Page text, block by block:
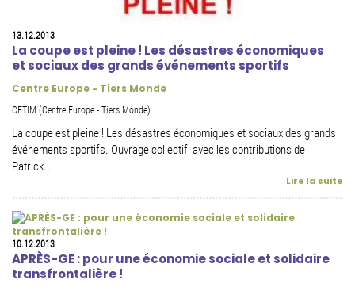
13.12.2013
La coupe est pleine ! Les désastres économiques
et sociaux des grands événements sportifs
Centre Europe - Tiers Monde
CETIM (Centre Europe - Tiers Monde)
La coupe est pleine ! Les désastres économiques et sociaux des grands
événements sportifs. Ouvrage collectif, avec les contributions de
Patrick...
Lire la suite
10.12.2013
APRÈS-GE : pour une économie sociale et solidaire
transfrontalière !